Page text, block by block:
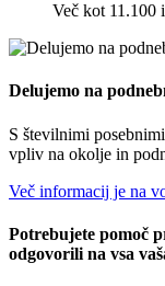
Več kot 11.100
Delujemo na
S številnimi
vpliv na okolje in
Več informacij je na
Potrebujete pomoč
odgovorili na vsa